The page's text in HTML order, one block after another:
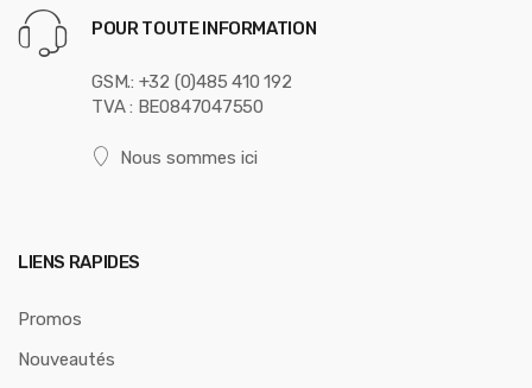
POUR TOUTE INFORMATION
GSM.: +32 (0)485 410 192
TVA : BE0847047550
Nous sommes ici
LIENS RAPIDES
Promos
Nouveautés